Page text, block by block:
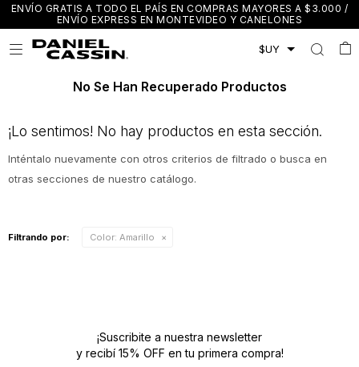
ENVÍO GRATIS A TODO EL PAÍS EN COMPRAS MAYORES A $3.000 /
ENVÍO EXPRESS EN MONTEVIDEO Y CANELONES

No Se Han Recuperado Productos
¡Lo sentimos! No hay productos en esta sección.
Inténtalo nuevamente con otros criterios de filtrado o busca en
otras secciones de nuestro catálogo.
Filtrando por: Color: Amarillo
¡Suscribite a nuestra newsletter
y recibí 15% OFF en tu primera compra!